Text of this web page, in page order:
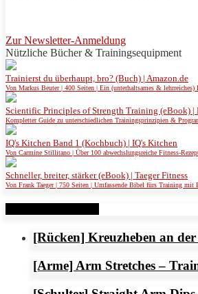
Zur Newsletter-Anmeldung
Nützliche Bücher & Trainingsequipment
Trainierst du überhaupt, bro? (Buch) | Amazon.de
Von Markus Beuter | 400 Seiten | Ein (unterhaltsames &
Scientific Principles of Strength Training (eBook) |
Kompletter Guide zu unterschiedlichen Trainingsprinzipien &
IQ's Kitchen Band 1 (Kochbuch) | IQ's Kitchen
Von Carmine Stillitano | Über 100 abwechslungsreiche Fitness-
Schneller, breiter, stärker (eBook) | Taeger Fitness
Von Frank Taeger | 750 Seiten | Umfassende Bibel fürs Training mit
[Rücken] Kreuzheben an
[Arme] Arm Stretches –